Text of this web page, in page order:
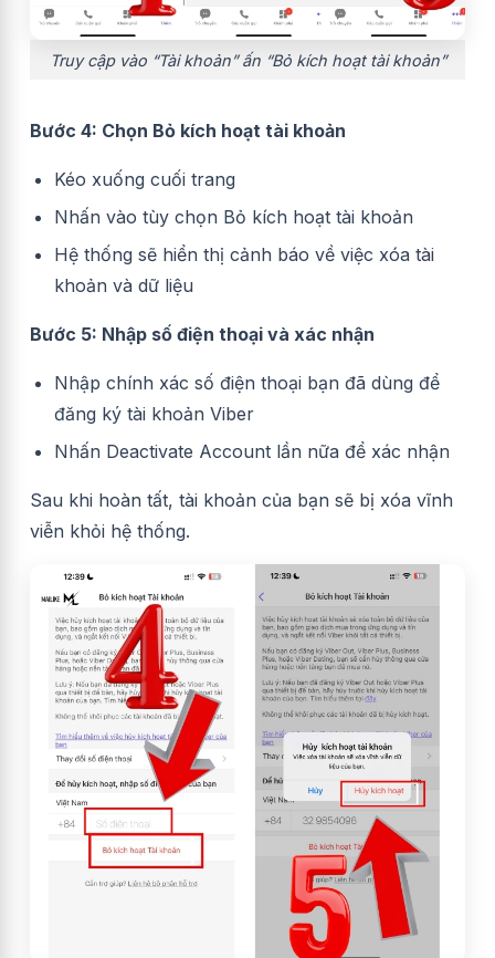
Truy cập vào “Tài khoản” ấn “Bỏ kích hoạt tài khoản”
Bước 4: Chọn Bỏ kích hoạt tài khoản
Kéo xuống cuối trang
Nhấn vào tùy chọn Bỏ kích hoạt tài khoản
Hệ thống sẽ hiển thị cảnh báo về việc xóa tài
khoản và dữ liệu
Bước 5: Nhập số điện thoại và xác nhận
Nhập chính xác số điện thoại bạn đã dùng để
đăng ký tài khoản Viber
Nhấn Deactivate Account lần nữa để xác nhận
Sau khi hoàn tất, tài khoản của bạn sẽ bị xóa vĩnh
viễn khỏi hệ thống.